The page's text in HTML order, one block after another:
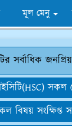
মূল মেনু
সর্বাধিক
আইসিটি(HSC)
বিষয় সংক্ষিপ্ত